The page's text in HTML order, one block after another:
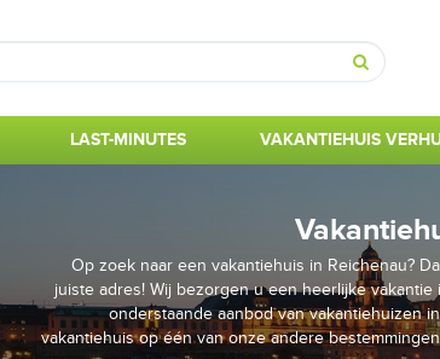
Zoeken
LAST-MINUTES VAKANTIEHUIS
Op zoek naar een vakantiehuis in Reichenau?
juiste adres! Wij bezorgen u een heerlijke vakantie
onderstaande aanbod van vakantiehuizen
vakantiehuis op één van onze andere